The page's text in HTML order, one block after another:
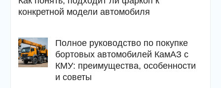
конкретной модели автомобиля
Полное руководство по покупке
бортовых автомобилей КамАЗ с
КМУ: преимущества, особенности
и советы